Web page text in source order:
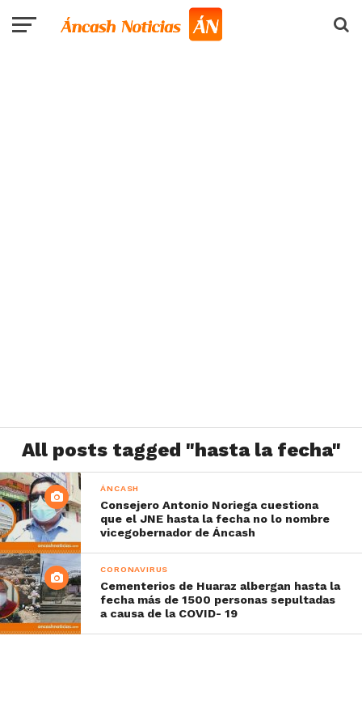
All posts tagged "hasta la fecha"
ÁNCASH
Consejero Antonio Noriega cuestiona
que el JNE hasta la fecha no lo nombre
vicegobernador de Áncash
CORONAVIRUS
Cementerios de Huaraz albergan hasta la
fecha más de 1500 personas sepultadas
a causa de la COVID- 19